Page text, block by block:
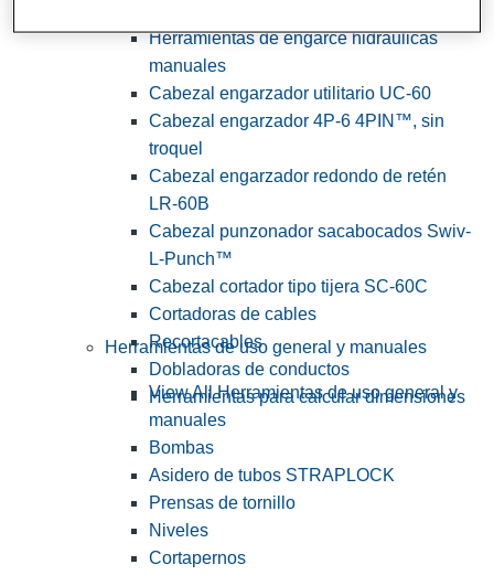
Herramientas de engarce hidráulicas
manuales
Cabezal engarzador utilitario UC-60
Cabezal engarzador 4P-6 4PIN™, sin
troquel
Cabezal engarzador redondo de retén
LR-60B
Cabezal punzonador sacabocados Swiv-
L-Punch™
Cabezal cortador tipo tijera SC-60C
Cortadoras de cables
Recortacables
Dobladoras de conductos
Herramientas para calcular dimensiones
Herramientas de uso general y manuales
View All Herramientas de uso general y
manuales
Bombas
Asidero de tubos STRAPLOCK
Prensas de tornillo
Niveles
Cortapernos